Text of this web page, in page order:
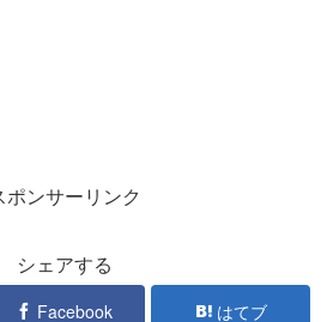
ポンサーリンク
シェアする
Facebook はてブ